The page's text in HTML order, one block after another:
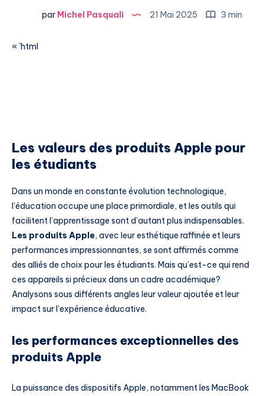
parMichel Pasquali 21 Mai 2025 3 min
« `html
Les valeurs des produits Apple pour
les étudiants
Dans un monde en constante évolution technologique,
l’éducation occupe une place primordiale, et les outils qui
facilitent l’apprentissage sont d’autant plus indispensables.
Les produits Apple, avec leur esthétique raffinée et leurs
performances impressionnantes, se sont affirmés comme
des alliés de choix pour les étudiants. Mais qu’est-ce qui rend
ces appareils si précieux dans un cadre académique?
Analysons sous différents angles leur valeur ajoutée et leur
impact sur l’expérience éducative.
les performances exceptionnelles des
produits Apple
La puissance des dispositifs Apple, notamment les MacBook